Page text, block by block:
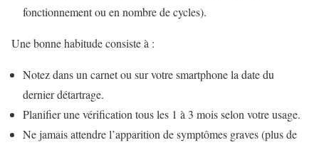
fonctionnement ou en nombre de cycles).
Une bonne habitude consiste à :
Notez dans un carnet ou sur votre smartphone la date du
dernier détartrage.
Planifier une vérification tous les 1 à 3 mois selon votre usage.
Ne jamais attendre l’apparition de symptômes graves (plus de